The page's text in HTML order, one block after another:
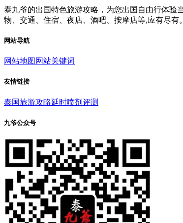
泰九爷的出国特色旅游攻略，为您出国自由行体验
物、交通、住宿、夜店、酒吧、按摩店等,应有尽有
网站导航
网站地图 网站关键词
友情链接
泰国旅游攻略延时喷剂评测
九爷公众号